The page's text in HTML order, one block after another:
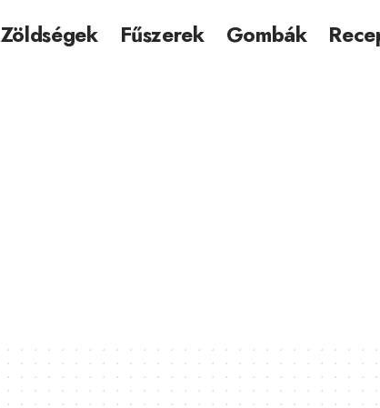
Zöldségek Fűszerek Gombák